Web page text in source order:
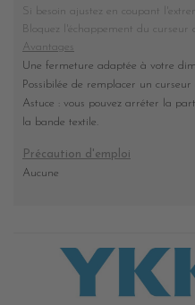
Si besoin ajustez en coupant
Bloquez l'échappement du curseur
Avantages
Une fermeture adaptée à votre
Possibilée de remplacer un
Astuce : vous pouvez arréter la
la bande textile.
Précaution d'emploi
Aucune